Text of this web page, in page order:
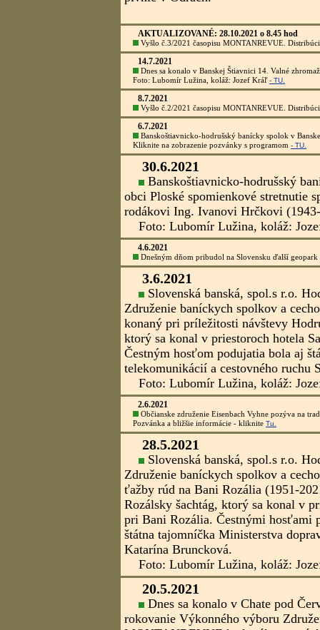
Vyšlo KALENDÁRIUM AKCIÍ ČLENOV
AKTUALIZOVANÉ: 30.3.2022 o 12.45 hod.
MONTANREVUE č.1/2022 je vytlačený. Distribúciu
6.3.2022
V stredu 16.3.2022 sa v Hodruši-Hámroch
1.1.2022
Medzinárodná mineralogická asociácia
1.1.2022
Všetko najlepšie do nového roku svojim členom,
cechov Slovenska.
AKTUALIZOVANÉ: 22.12.2021 o 17.30 hod.
Vyšlo č.4/20212 časopisu MONTANREVUE. Distribúciu
9.11.2021
Čo nové u našich českých
Sdružení hornických a hutnických
bolo prijatie Krajiny břidlice do
združenia!
Plánovacie akcie v roku 2022:
- celoštátny Skok cez kožu se
- celoštátne stretnutie baníckych a
v Kutnej Hore, dátum bude
- banícky deň v Krajině břidlice sa
pivníc v Odrách.
AKTUALIZOVANÉ: 28.10.2021 o 8.45 hod
Vyšlo č.3/2021 časopisu MONTANREVUE.
14.7.2021
Dnes sa konalo v Banskej Štiavnici 14. Valné
Foto: Lubomír Lužina, koláž: Jozef Kráľ- TU.
8.7.2021
Vyšlo č.2/2021 časopisu MONTANREVUE.
6.7.2021
Banskoštiavnicko-hodrušský banícky spolok v
Kliknite na zobrazenie pozvánky s programom
- TU.
30.6.2021
Banskoštiavnicko-hodrušský
obci Ploské spomienkové stretnutie
rodákovi Ing. Ivanovi Hrčkovi
Foto: Lubomír Lužina, koláž:
4.6.2021
Dnešným dňom pribudol na Slovensku ďalší
3.6.2021